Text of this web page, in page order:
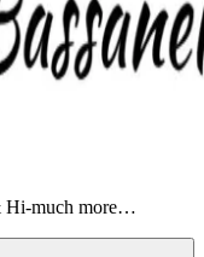
Hi-much more…